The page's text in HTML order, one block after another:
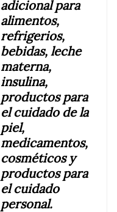
adicional para
alimentos,
refrigerios,
bebidas, leche
materna,
insulina,
productos para
el cuidado de la
piel,
medicamentos,
cosméticos y
productos para
el cuidado
personal.